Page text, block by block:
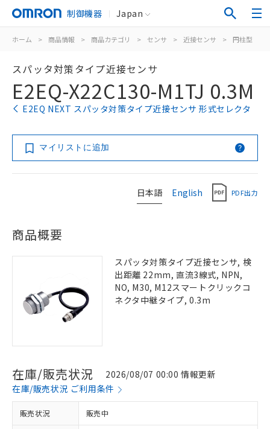
制御機器 Japan
ホーム > 商品情報 > 商品カテゴリ > センサ > 近接センサ > 円柱型
スパッタ対策タイプ近接センサ
E2EQ-X22C130-M1TJ 0.3M
E2EQ NEXT スパッタ対策タイプ近接センサ 形式セレクタ
マイリストに追加
日本語 English PDF出力
商品概要
スパッタ対策タイプ近接センサ, 検
出距離 22mm, 直流3線式, NPN,
NO, M30, M12スマートクリックコ
ネクタ中継タイプ, 0.3m
在庫/販売状況
2026/08/07 00:00 情報更新
在庫/販売状況 ご利用条件
販売状況 販売中